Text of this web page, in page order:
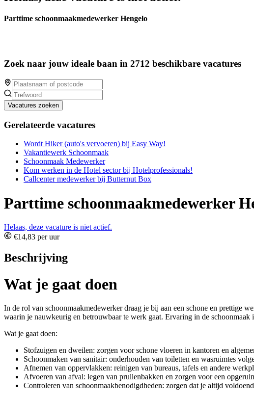
Parttime schoonmaakmedewerker Hengelo
Zoek naar jouw ideale baan in 2712 beschikbare vacatures
Vacatures zoeken
Gerelateerde vacatures
Wordt Hiker (auto's vervoeren) bij Easy Way!
Vakantiewerk Schoonmaak
Schoonmaak Medewerker
Kom werken in de Hotel sector bij Hotelprofessionals!
Callcenter medewerker bij Butternut Box
Parttime schoonmaakmedewerker
Helaas, deze vacature is niet actief.
€14,83 per uur
Beschrijving
Wat je gaat doen
In de rol van schoonmaakmedewerker draag je bij aan een schone en prettige
waarin je nauwkeurig en betrouwbaar te werk gaat. Ervaring in de schoonmaak
Wat je gaat doen:
Stofzuigen en dweilen: zorgen voor schone vloeren in kantoren en
Schoonmaken van sanitair: onderhouden van toiletten en wasruimtes
Afnemen van oppervlakken: reinigen van bureaus, tafels en andere
Afvoeren van afval: legen van prullenbakken en zorgen voor een
Controleren van schoonmaakbenodigdheden: zorgen dat je altijd